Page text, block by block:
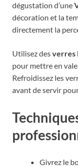
dégustation d’une
décoration et la
directement la
Utilisez desverres
pour mettre en
Refroidissez les
avant de servir
Givrez le